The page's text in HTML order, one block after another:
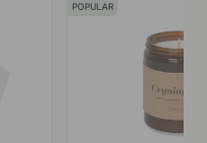
POPULAR